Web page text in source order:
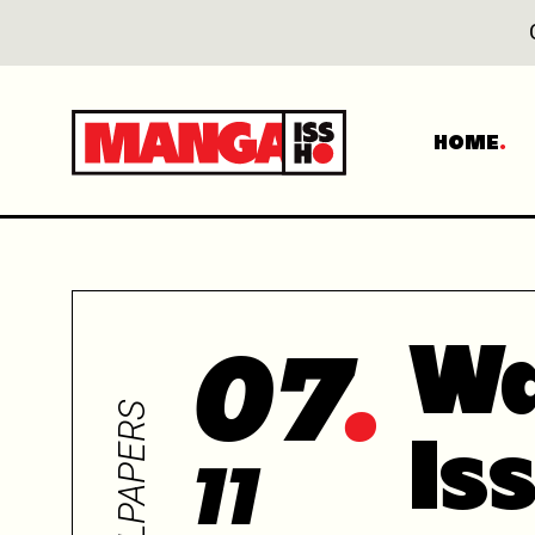
HOME
07
11